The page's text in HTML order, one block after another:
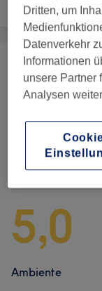
Nägel
Damen Waxing (
5,0
Ambiente
Dritten, um
Datenverkehr
Informationen
unsere Partner
Analysen